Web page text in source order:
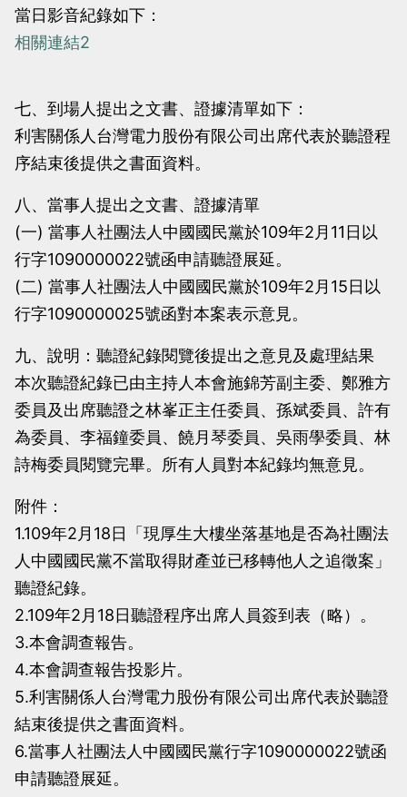
當日影音紀錄如下：
相關連結2
七、到場人提出之文書、證據清單如下：
利害關係人台灣電力股份有限公司出席代表於聽證程
序結束後提供之書面資料。
八、當事人提出之文書、證據清單
(一) 當事人社團法人中國國民黨於109年2月11日以
行字1090000022號函申請聽證展延。
(二) 當事人社團法人中國國民黨於109年2月15日以
行字1090000025號函對本案表示意見。
九、說明：聽證紀錄閱覽後提出之意見及處理結果
本次聽證紀錄已由主持人本會施錦芳副主委、鄭雅方
委員及出席聽證之林峯正主任委員、孫斌委員、許有
為委員、李福鐘委員、饒月琴委員、吳雨學委員、林
詩梅委員閱覽完畢。所有人員對本紀錄均無意見。
附件：
1.109年2月18日「現厚生大樓坐落基地是否為社團法
人中國國民黨不當取得財產並已移轉他人之追徵案」
聽證紀錄。
2.109年2月18日聽證程序出席人員簽到表（略）。
3.本會調查報告。
4.本會調查報告投影片。
5.利害關係人台灣電力股份有限公司出席代表於聽證
結束後提供之書面資料。
6.當事人社團法人中國國民黨行字1090000022號函
申請聽證展延。